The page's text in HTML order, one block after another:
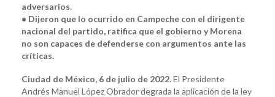
adversarios.
• Dijeron que lo ocurrido en Campeche con el dirigente
nacional del partido, ratifica que el gobierno y Morena
no son capaces de defenderse con argumentos ante las
críticas.
Ciudad de México, 6 de julio de 2022.El Presidente
Andrés Manuel López Obrador degrada la aplicación de la ley